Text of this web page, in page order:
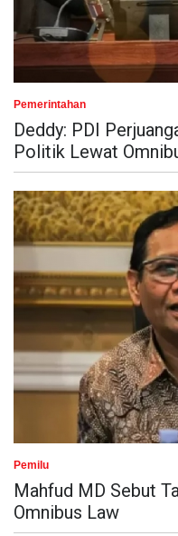
Pemerintahan
Deddy: PDI
Politik Lewat
Pemilu
Mahfud MD Sebut
Omnibus Law